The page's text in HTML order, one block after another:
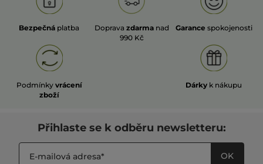
Bezpečná platba Doprava zdarma nad
990 Kč
Garance spokojenosti
Podmínky vrácení
zboží
Dárky k nákupu
Přihlaste se k odběru newsletteru:
OK